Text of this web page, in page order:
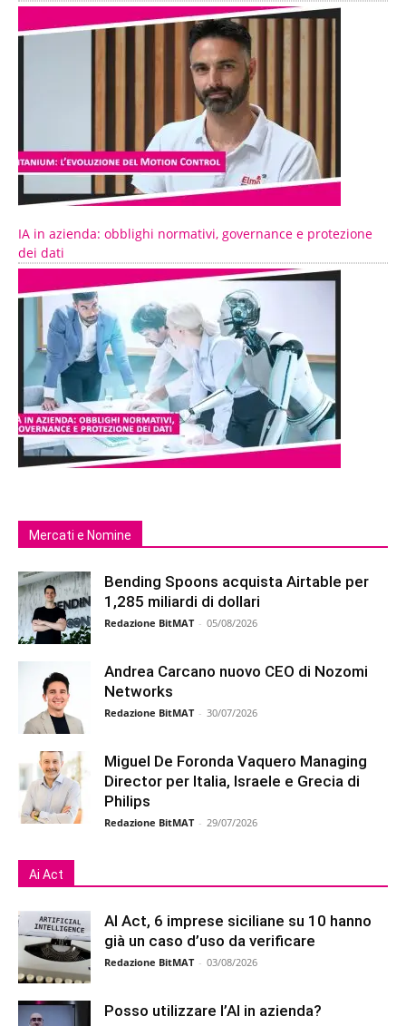
IA in azienda: obblighi normativi, governance e protezione
dei dati
Mercati e Nomine
Bending Spoons acquista Airtable per
1,285 miliardi di dollari
Redazione BitMAT - 05/08/2026
Andrea Carcano nuovo CEO di Nozomi
Networks
Redazione BitMAT - 30/07/2026
Miguel De Foronda Vaquero Managing
Director per Italia, Israele e Grecia di
Philips
Redazione BitMAT - 29/07/2026
Ai Act
AI Act, 6 imprese siciliane su 10 hanno
già un caso d’uso da verificare
Redazione BitMAT - 03/08/2026
Posso utilizzare l’AI in azienda?